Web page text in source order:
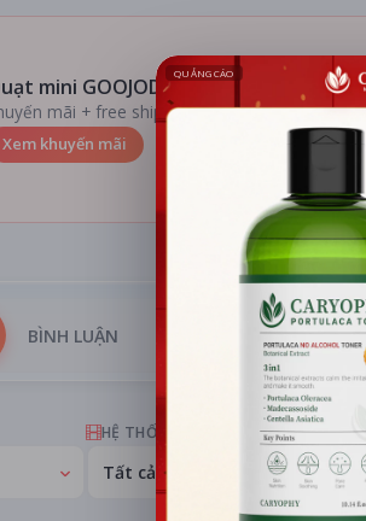
mini GOOJODOQ 4000 mAh di động
mãi + free ship
Xem khuyến mãi
BÌNH LUẬN TIN TỨC
HỆ THỐNG RẠP
Tất cả hệ thống